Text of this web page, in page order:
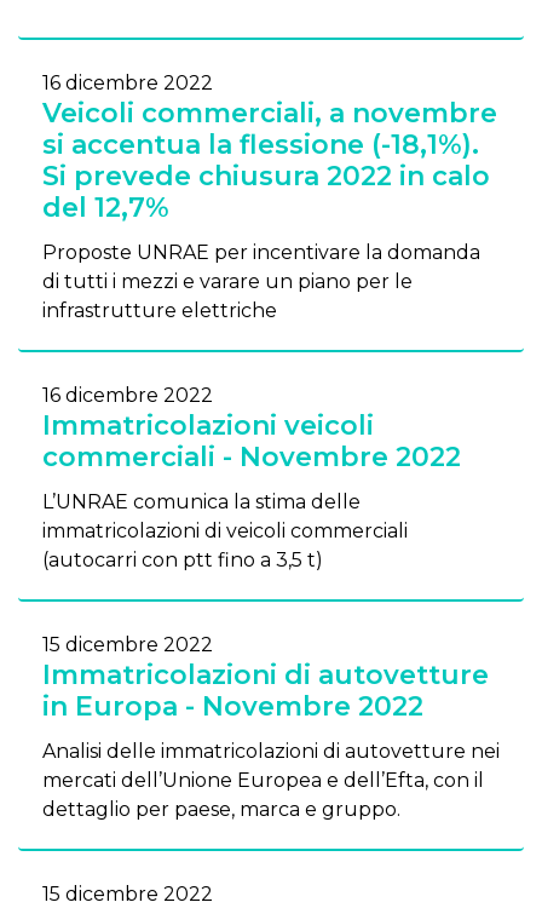
16 dicembre 2022
Veicoli commerciali, a novembre
si accentua la flessione (-18,1%).
Si prevede chiusura 2022 in calo
del 12,7%
Proposte UNRAE per incentivare la domanda
di tutti i mezzi e varare un piano per le
infrastrutture elettriche
16 dicembre 2022
Immatricolazioni veicoli
commerciali - Novembre 2022
L’UNRAE comunica la stima delle
immatricolazioni di veicoli commerciali
(autocarri con ptt fino a 3,5 t)
15 dicembre 2022
Immatricolazioni di autovetture
in Europa - Novembre 2022
Analisi delle immatricolazioni di autovetture nei
mercati dell’Unione Europea e dell’Efta, con il
dettaglio per paese, marca e gruppo.
15 dicembre 2022